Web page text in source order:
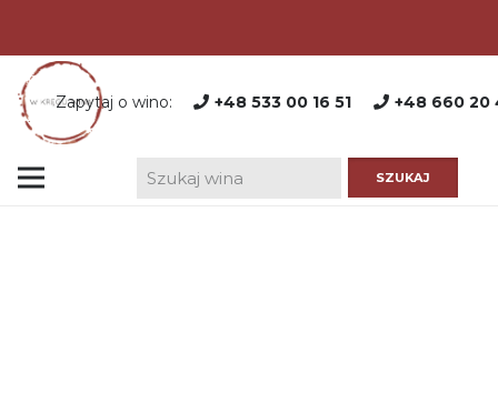
Zapytaj o wino: +48 533 00 16 51 +48 660 20